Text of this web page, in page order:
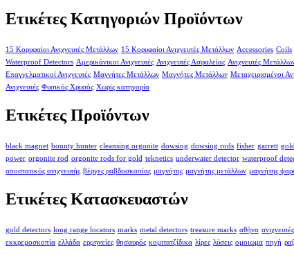
Ετικέτες Κατηγοριών Προϊόντων
15 Κορυφαίοι Ανιχνευτές Μετάλλων 15 Κορυφαίοι Ανιχνευτές Μετάλλων Accessories Coils
Waterproof Detectors Αμερικάνικοι Ανιχνευτές Ανιχνευτές Ασφαλείας Ανιχνευτές
Επαγγελματικοί Ανιχνευτές Μαγνήτες Μετάλλων Μαγνήτες Μετάλλων Μεταχειρισμένοι
Ανιχνευτές Φυσικός Χρυσός Χωρίς κατηγορία
Ετικέτες Προϊόντων
black magnet bounty hunter cleansing orgonite dowsing dowsing rods fisher garrett
power orgonite rod orgonite rods for gold teknetics underwater detector waterproof
αποστατικός ανιχνευτής βέργες ραβδοσκοπίας μαγνήτης μαγνήτης μετάλλων μαγνήτης
Ετικέτες Κατασκευαστών
gold detectors long range locators marks metal detectors treasure marks αθήνα
εκκρεμοσκοπία ελλάδα ερμηνείες θησαυρός κομιτατζίδικα λίρες λύσεις ομοιωμα πηγή